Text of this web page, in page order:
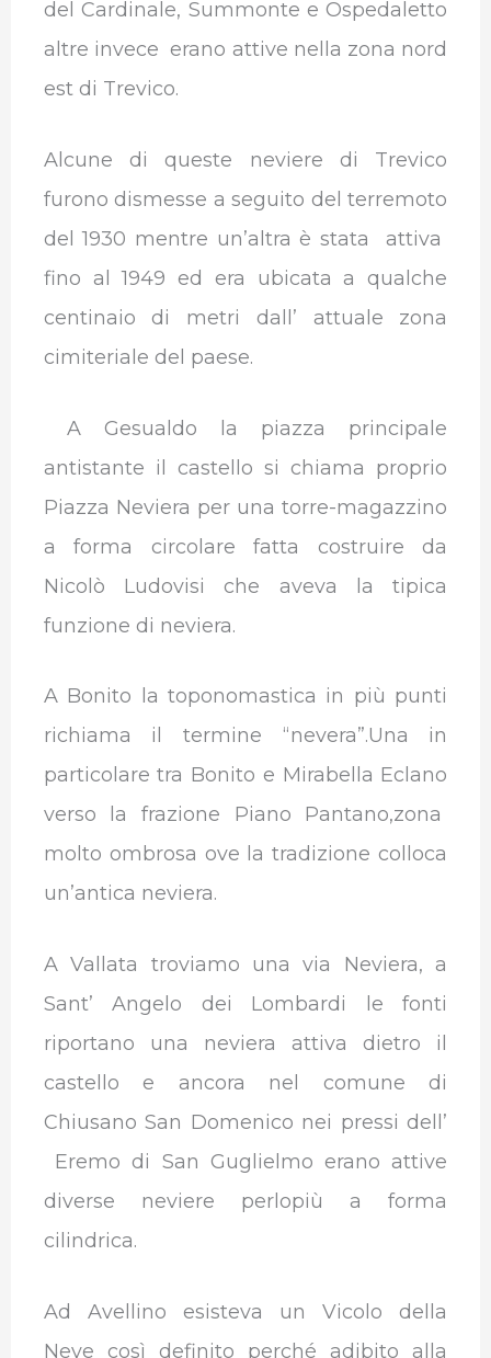
del Cardinale, Summonte e Ospedaletto
altre invece erano attive nella zona nord
est di Trevico.
Alcune di queste neviere di Trevico
furono dismesse a seguito del terremoto
del 1930 mentre un’altra è stata attiva
fino al 1949 ed era ubicata a qualche
centinaio di metri dall’ attuale zona
cimiteriale del paese.
A Gesualdo la piazza principale
antistante il castello si chiama proprio
Piazza Neviera per una torre-magazzino
a forma circolare fatta costruire da
Nicolò Ludovisi che aveva la tipica
funzione di neviera.
A Bonito la toponomastica in più punti
richiama il termine “nevera”.Una in
particolare tra Bonito e Mirabella Eclano
verso la frazione Piano Pantano,zona
molto ombrosa ove la tradizione colloca
un’antica neviera.
A Vallata troviamo una via Neviera, a
Sant’ Angelo dei Lombardi le fonti
riportano una neviera attiva dietro il
castello e ancora nel comune di
Chiusano San Domenico nei pressi dell’
Eremo di San Guglielmo erano attive
diverse neviere perlopiù a forma
cilindrica.
Ad Avellino esisteva un Vicolo della
Neve così definito perché adibito alla